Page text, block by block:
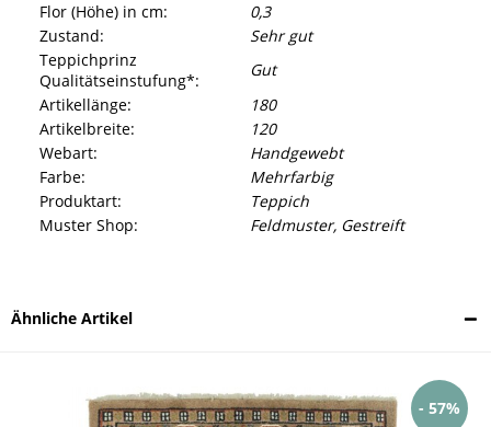
Flor (Höhe) in cm:
0,3
Zustand:
Sehr gut
Teppichprinz
Qualitätseinstufung*:
Gut
Artikellänge:
180
Artikelbreite:
120
Webart:
Handgewebt
Farbe:
Mehrfarbig
Produktart:
Teppich
Muster Shop:
Feldmuster, Gestreift
Ähnliche Artikel
- 57%